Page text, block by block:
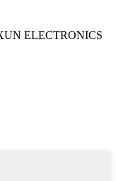
ELECTRONICS